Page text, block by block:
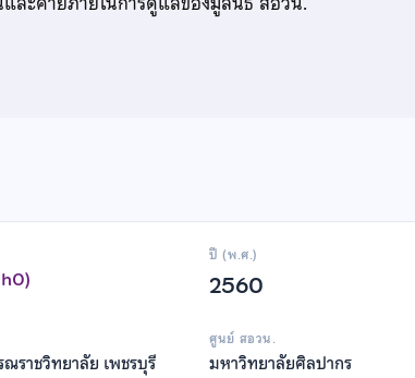
ปี (พ.ศ.)
2560
ราชวิทยาลัย เพชรบุรี
ศูนย์ สอวน.
มหาวิทยาลัยศิลปากร